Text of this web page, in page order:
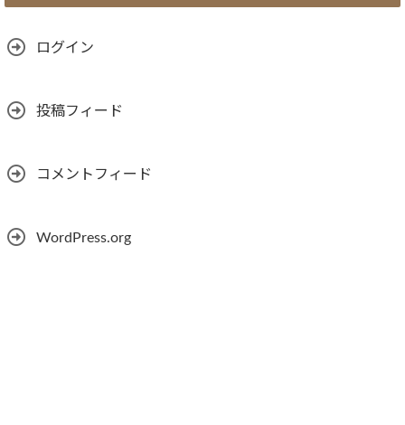
ログイン
投稿フィード
コメントフィード
WordPress.org